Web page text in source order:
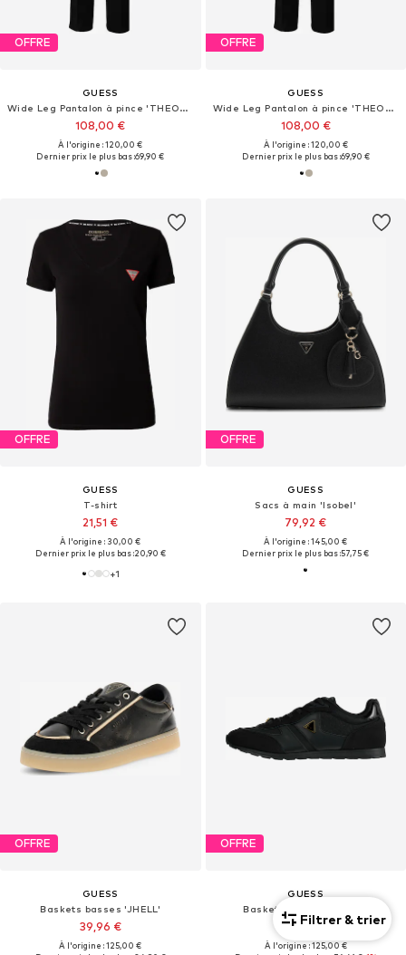
OFFRE
GUESS
Wide Leg Pantalon à pince 'THEOLINE PERFECT'
108,00 €
À l'origine : 120,00 €
Dernier prix le plus bas :69,90 €
OFFRE
GUESS
Wide Leg Pantalon à pince 'THEOLINE PERFECT'
108,00 €
À l'origine : 120,00 €
Dernier prix le plus bas :69,90 €
OFFRE
GUESS
T-shirt
21,51 €
À l'origine : 30,00 €
Dernier prix le plus bas :20,90 €
+1
OFFRE
GUESS
Sacs à main 'Isobel'
79,92 €
À l'origine : 145,00 €
Dernier prix le plus bas :57,75 €
OFFRE
GUESS
Baskets basses 'JHELL'
39,96 €
À l'origine : 125,00 €
OFFRE
GUESS
Baskets basses 'TYRAH'
75,00 €
À l'origine : 125,00 €
Filtrer & trier